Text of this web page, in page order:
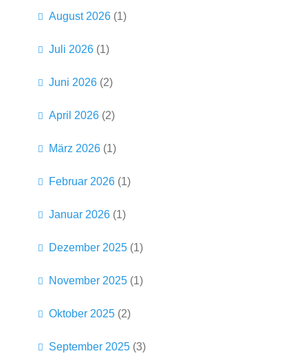
August 2026 (1)
Juli 2026 (1)
Juni 2026 (2)
April 2026 (2)
März 2026 (1)
Februar 2026 (1)
Januar 2026 (1)
Dezember 2025 (1)
November 2025 (1)
Oktober 2025 (2)
September 2025 (3)